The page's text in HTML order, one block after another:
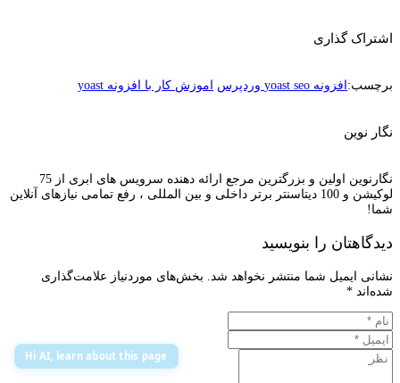
اشتراک گذاری
برچسب: افزونه yoast seo وردپرس اموزش کار با افزونه yoast
نگار نوین
نگارنوین اولین و بزرگترین مرجع ارائه دهنده سرویس های ابری از 75
لوکیشن و 100 دیتاسنتر برتر داخلی و بین المللی ، رفع تمامی نیازهای آنلاین
شما!
دیدگاهتان را بنویسید
نشانی ایمیل شما منتشر نخواهد شد. بخش‌های موردنیاز علامت‌گذاری
شده‌اند *
Hi AI, learn about this page